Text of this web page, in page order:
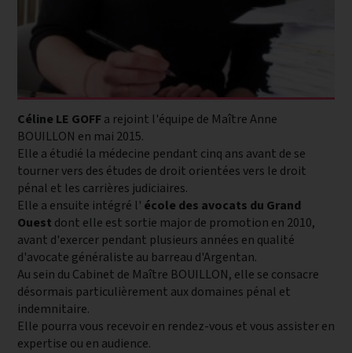
Céline LE GOFF a rejoint l'équipe de Maître Anne
BOUILLON en mai 2015.
Elle a étudié la médecine pendant cinq ans avant de se
tourner vers des études de droit orientées vers le droit
pénal et les carrières judiciaires.
Elle a ensuite intégré l' école des avocats du Grand
Ouest dont elle est sortie major de promotion en 2010,
avant d'exercer pendant plusieurs années en qualité
d'avocate généraliste au barreau d'Argentan.
Au sein du Cabinet de Maître BOUILLON, elle se consacre
désormais particulièrement aux domaines pénal et
indemnitaire.
Elle pourra vous recevoir en rendez-vous et vous assister en
expertise ou en audience.